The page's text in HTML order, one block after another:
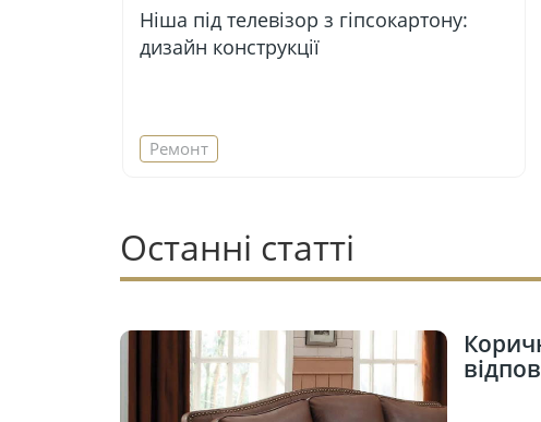
Ніша під телевізор з гіпсокартону:
дизайн конструкції
Ремонт
Останні статті